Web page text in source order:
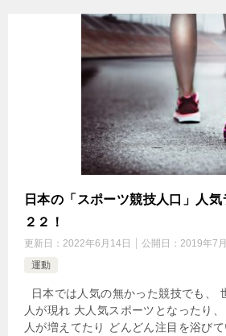
日本の「スポーツ競技人口」人気
２２！
更新日： 2022年6月14日 公開日： 2019年7
運動
日本では人気の無かった競技でも、
人が現れ 大人気スポーツとなったり
人が増えてたり どんどん注目を浴び